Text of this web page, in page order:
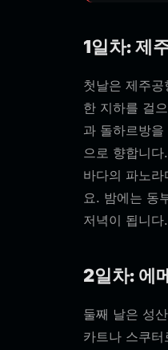
1일차: 제
첫날은 제주
한 지하를 걸
과 돌하르방
으로 향합니
바다의 파노
요. 밤에는 동
저녁이 됩니다.
2일차: 에
둘째 날은 성
카트나 스쿠